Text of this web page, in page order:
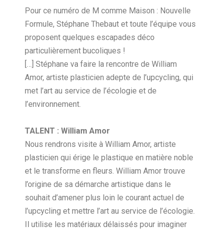
Pour ce numéro de M comme Maison : Nouvelle
Formule, Stéphane Thebaut et toute l’équipe vous
proposent quelques escapades déco
particulièrement bucoliques !
[…] Stéphane va faire la rencontre de William
Amor, artiste plasticien adepte de l’upcycling, qui
met l’art au service de l’écologie et de
l’environnement.
TALENT : William Amor
Nous rendrons visite à William Amor, artiste
plasticien qui érige le plastique en matière noble
et le transforme en fleurs. William Amor trouve
l’origine de sa démarche artistique dans le
souhait d’amener plus loin le courant actuel de
l’upcycling et mettre l’art au service de l’écologie.
Il utilise les matériaux délaissés pour imaginer